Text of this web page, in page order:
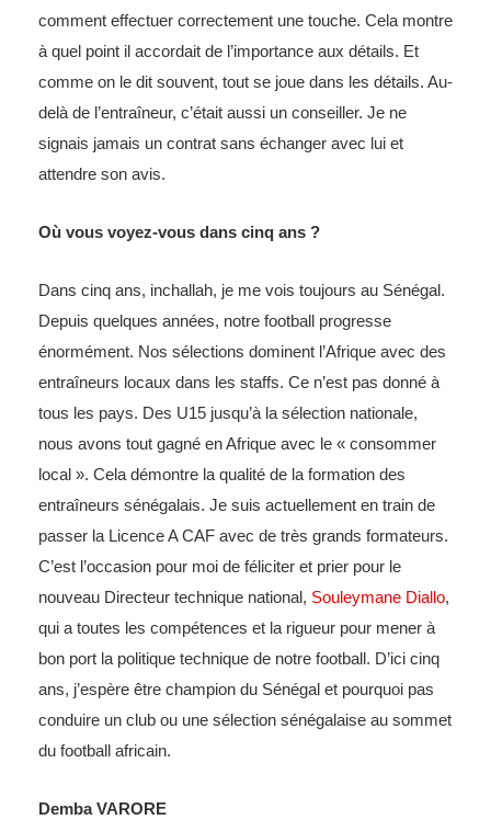
comment effectuer correctement une touche. Cela montre
à quel point il accordait de l’importance aux détails. Et
comme on le dit souvent, tout se joue dans les détails. Au-
delà de l’entraîneur, c’était aussi un conseiller. Je ne
signais jamais un contrat sans échanger avec lui et
attendre son avis.
Où vous voyez-vous dans cinq ans ?
Dans cinq ans, inchallah, je me vois toujours au Sénégal.
Depuis quelques années, notre football progresse
énormément. Nos sélections dominent l’Afrique avec des
entraîneurs locaux dans les staffs. Ce n’est pas donné à
tous les pays. Des U15 jusqu’à la sélection nationale,
nous avons tout gagné en Afrique avec le « consommer
local ». Cela démontre la qualité de la formation des
entraîneurs sénégalais. Je suis actuellement en train de
passer la Licence A CAF avec de très grands formateurs.
C’est l’occasion pour moi de féliciter et prier pour le
nouveau Directeur technique national, Souleymane Diallo,
qui a toutes les compétences et la rigueur pour mener à
bon port la politique technique de notre football. D’ici cinq
ans, j’espère être champion du Sénégal et pourquoi pas
conduire un club ou une sélection sénégalaise au sommet
du football africain.
Demba VARORE